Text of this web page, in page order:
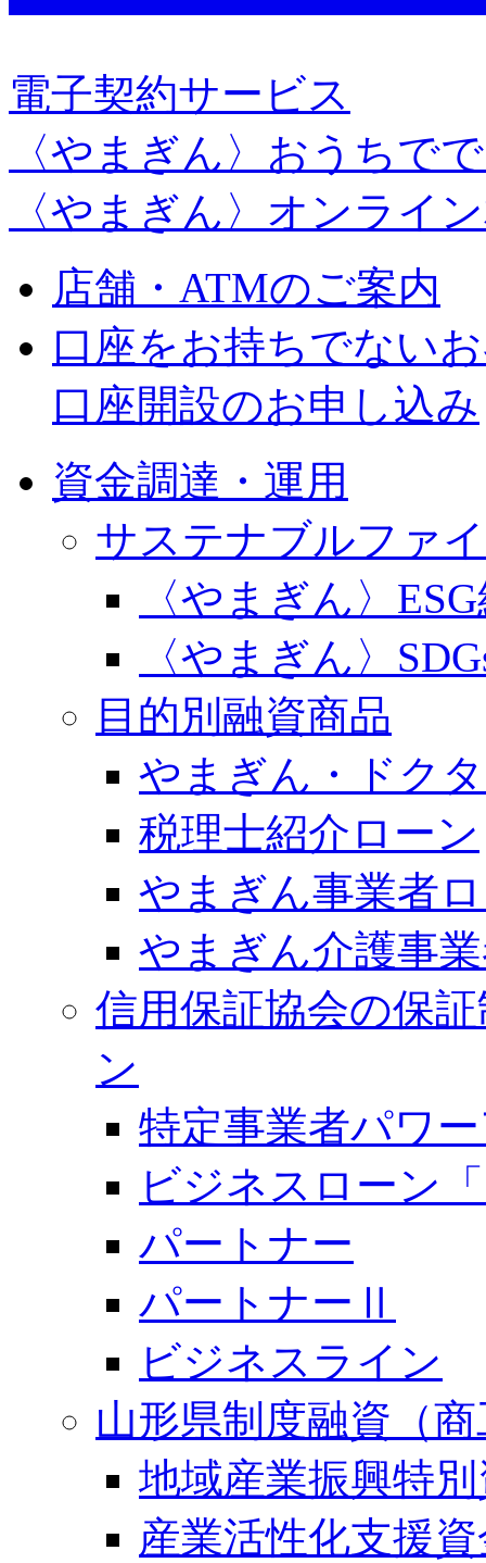
電子契約サービス
〈やまぎん〉おうちで
〈やまぎん〉オンライ
店舗・ATMのご案内
口座をお持ちでない
口座開設のお申し込み
資金調達・運用
サステナブルファ
〈やまぎん〉
〈やまぎん〉
目的別融資商品
やまぎん・ドク
税理士紹介ローン
やまぎん事業者
やまぎん介護事
信用保証協会の保
ン
特定事業者パワ
ビジネスローン
パートナー
パートナーⅡ
ビジネスライン
山形県制度融資（
地域産業振興特
産業活性化支援